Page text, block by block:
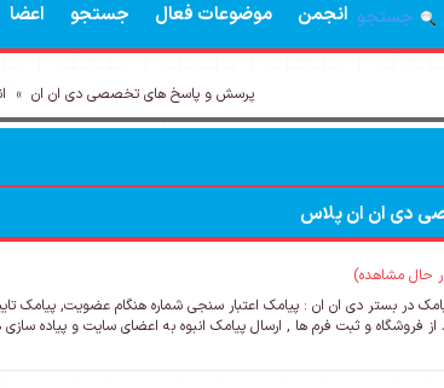
انجمن موضوعات فعال جستجو اعضا جستجو
پرسش و پاسخ های تخصصی دی ان ان »
دی ان ان پلاس
در بستر دی ان ان : پیامک اعتبار سنجی شماره هنگام عضویت, پیامک
از فروشگاه و ثبت فرم ها , ارسال پیامک انبوه به اعضای سایت و پیاده